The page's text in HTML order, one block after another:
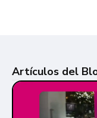
Artículos del